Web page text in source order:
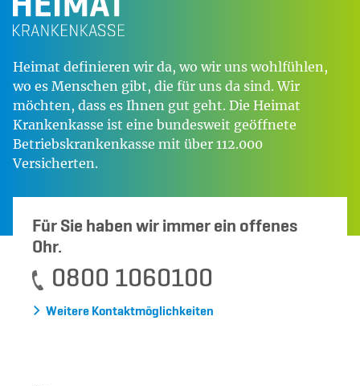
Heimat definieren wir da, wo wir uns wohlfühlen,
wo es Menschen gibt, die für uns da sind. Wir
möchten, dass es Ihnen gut geht. Die Heimat
Krankenkasse ist eine bundesweit geöffnete
Betriebskrankenkasse mit über 112.000
Versicherten.
Für Sie haben wir immer ein offenes
Ohr.
0800 1060100
Weitere Kontaktmöglichkeiten